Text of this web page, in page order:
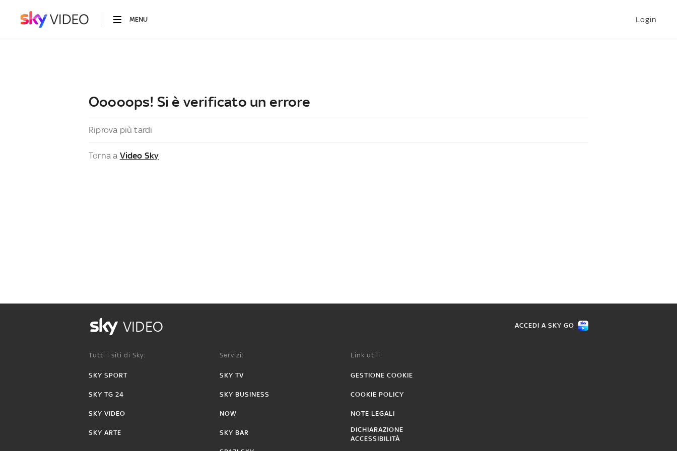
MENU Login
Ooooops! Si è verificato un errore
Riprova più tardi
Torna a Video Sky
VIDEO ACCEDI A SKY GO
Tutti i siti di Sky:
SKY SPORT
SKY TG 24
SKY VIDEO
SKY ARTE
Servizi:
SKY TV
SKY BUSINESS
NOW
SKY BAR
Link utili:
GESTIONE COOKIE
COOKIE POLICY
NOTE LEGALI
DICHIARAZIONE
ACCESSIBILITÀ